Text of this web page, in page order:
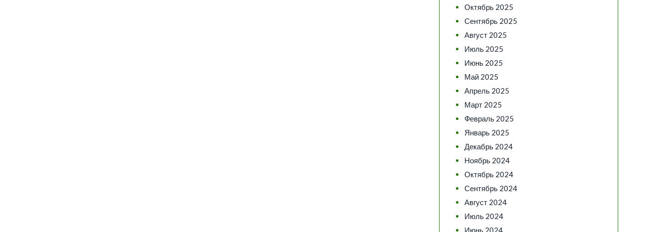
Октябрь 2025
Сентябрь 2025
Август 2025
Июль 2025
Июнь 2025
Май 2025
Апрель 2025
Март 2025
Февраль 2025
Январь 2025
Декабрь 2024
Ноябрь 2024
Октябрь 2024
Сентябрь 2024
Август 2024
Июль 2024
Июнь 2024